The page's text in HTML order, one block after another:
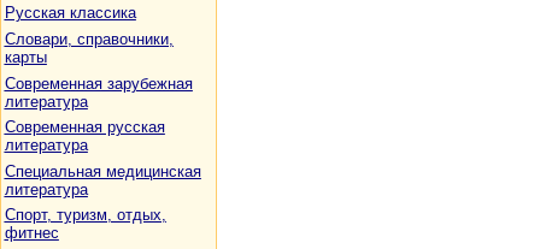
Русская классика
Словари, справочники,
карты
Современная зарубежная
литература
Современная русская
литература
Специальная медицинская
литература
Спорт, туризм, отдых,
фитнес